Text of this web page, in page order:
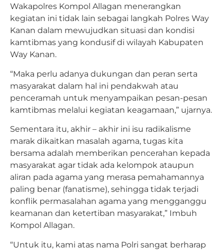
Wakapolres Kompol Allagan menerangkan
kegiatan ini tidak lain sebagai langkah Polres Way
Kanan dalam mewujudkan situasi dan kondisi
kamtibmas yang kondusif di wilayah Kabupaten
Way Kanan.
“Maka perlu adanya dukungan dan peran serta
masyarakat dalam hal ini pendakwah atau
penceramah untuk menyampaikan pesan-pesan
kamtibmas melalui kegiatan keagamaan,” ujarnya.
Sementara itu, akhir – akhir ini isu radikalisme
marak dikaitkan masalah agama, tugas kita
bersama adalah memberikan pencerahan kepada
masyarakat agar tidak ada kelompok ataupun
aliran pada agama yang merasa pemahamannya
paling benar (fanatisme), sehingga tidak terjadi
konflik permasalahan agama yang mengganggu
keamanan dan ketertiban masyarakat,” Imbuh
Kompol Allagan.
“Untuk itu, kami atas nama Polri sangat berharap